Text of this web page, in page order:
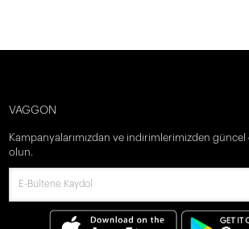
VAGGON
Kampanyalarımızdan ve indirimlerimizden
olun.